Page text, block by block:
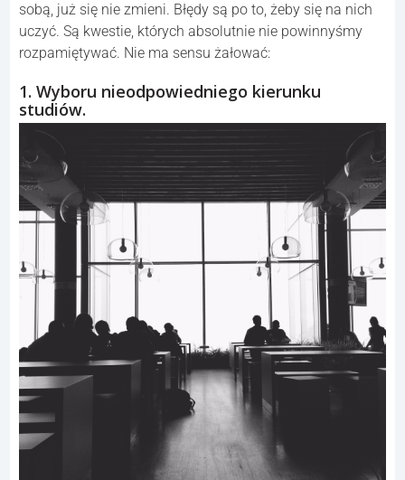
sobą, już się nie zmieni. Błędy są po to, żeby się na nich
uczyć. Są kwestie, których absolutnie nie powinnyśmy
rozpamiętywać. Nie ma sensu żałować:
1. Wyboru nieodpowiedniego kierunku
studiów.